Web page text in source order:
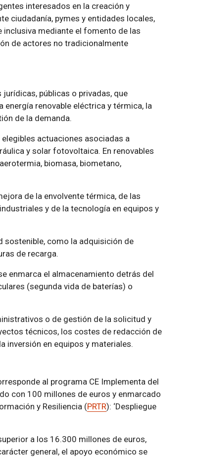
interesados en la creación y
ciudadanía, pymes y entidades locales,
inclusiva mediante el fomento de las
de actores no tradicionalmente
públicas o privadas, que
renovable eléctrica y térmica, la
de la demanda.
actuaciones asociadas a
y solar fotovoltaica. En renovables
biomasa, biometano,
de la envolvente térmica, de las
y de la tecnología en equipos y
sostenible, como la adquisición de
de recarga.
enmarca el almacenamiento detrás del
(segunda vida de baterías) o
o de gestión de la solicitud y
técnicos, los costes de redacción de
inversión en equipos y materiales.
al programa CE Implementa del
con 100 millones de euros y enmarcado
y Resiliencia (PRTR): ‘Despliegue
a los 16.300 millones de euros,
general, el apoyo económico se